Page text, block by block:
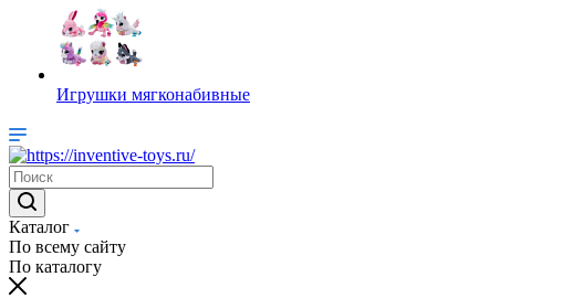
Игрушки мягконабивные
Каталог
По всему сайту
По каталогу